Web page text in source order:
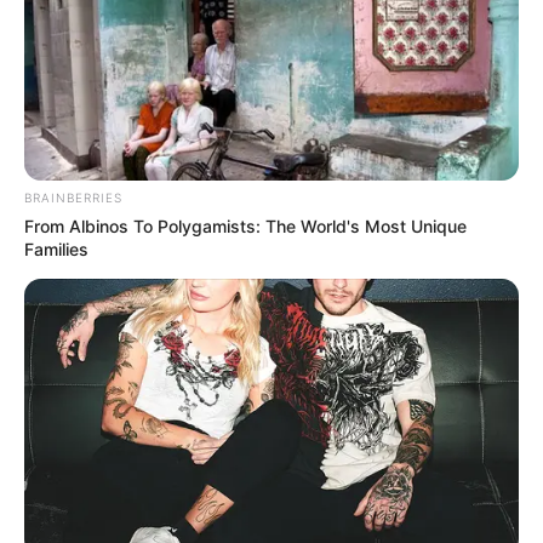
Quinté+ à Auteuil : analyse
complète et pronostic PMU pour
le Prix Rose Or No
Le Quinté+ disputé sur l’hippodrome d’Auteuil
s’annonce particulièrement ouvert. Cependant,
certains profils se détachent nettement au papier.
Entre chevaux en pleine forme, valeurs sûres et
BRAINBERRIES
From Albinos To Polygamists: The World's Most Unique
Families